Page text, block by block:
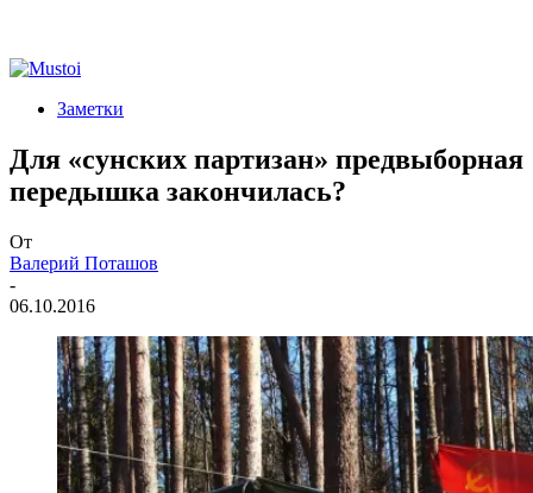
Заметки
Для «сунских партизан» предвыборная
передышка закончилась?
От
Валерий Поташов
-
06.10.2016